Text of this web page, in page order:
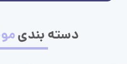
دسته بندی